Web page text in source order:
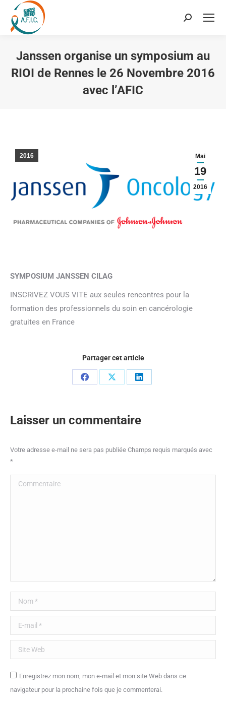
Recherche
Janssen organise un symposium au
RIOI de Rennes le 26 Novembre 2016
avec l’AFIC
Mai
19
2016
2016
SYMPOSIUM JANSSEN CILAG
INSCRIVEZ VOUS VITE aux seules rencontres pour la
formation des professionnels du soin en cancérologie
gratuites en France
Partager cet article
PartagerPartagerPartager
Laisser un commentaire
Votre adresse e-mail ne sera pas publiée Champs requis marqués avec
*
Commentaire
Nom *
E-mail *
Site Web
Enregistrez mon nom, mon e-mail et mon site Web dans ce
navigateur pour la prochaine fois que je commenterai.